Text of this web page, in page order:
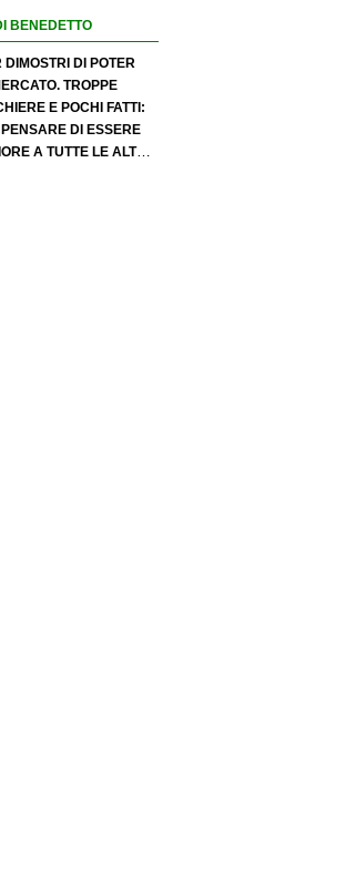
BENEDETTO
DIMOSTRI DI POTER
TROPPE
E POCHI FATTI:
DI ESSERE
A TUTTE LE ALTRE